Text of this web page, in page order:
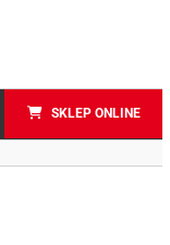
SKLEP ONLINE